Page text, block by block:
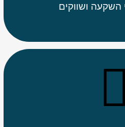
השקעה ושווקים